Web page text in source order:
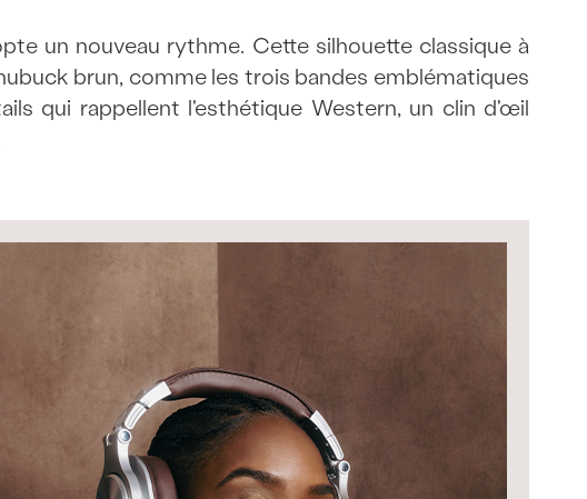
un nouveau rythme. Cette silhouette classique à
brun, comme les trois bandes emblématiques
qui rappellent l'esthétique Western, un clin d'œil